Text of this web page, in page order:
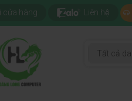
cửa hàng Liên hệ